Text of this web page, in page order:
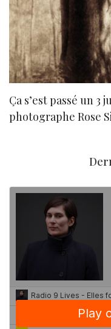
Ça s’est passé un
photographe Rose